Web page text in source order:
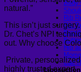
Body
Rib
Rib
Hip
Calf
Liposuction
natural.”
This isn’t just
Dr. Chet’s NPI
out. Why choose
Private,
highly trusted expert